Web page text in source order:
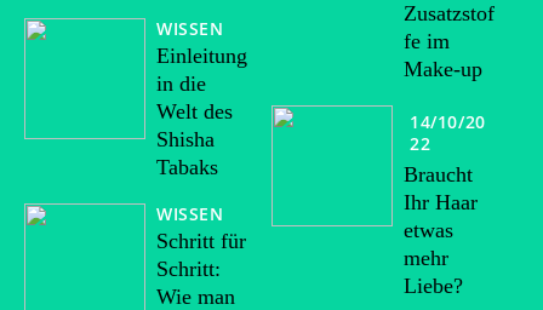
WISSEN
Einleitung
in die
Welt des
Shisha
Tabaks
WISSEN
Schritt für
Schritt:
Wie man
Zusatzstof
fe im
Make-up
14/10/20
22
Braucht
Ihr Haar
etwas
mehr
Liebe?